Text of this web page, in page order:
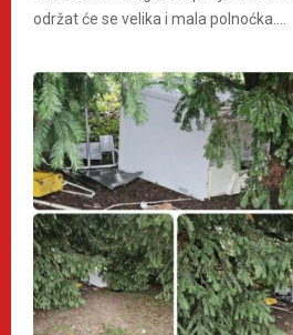
održat će se velika i mala polnoćka....